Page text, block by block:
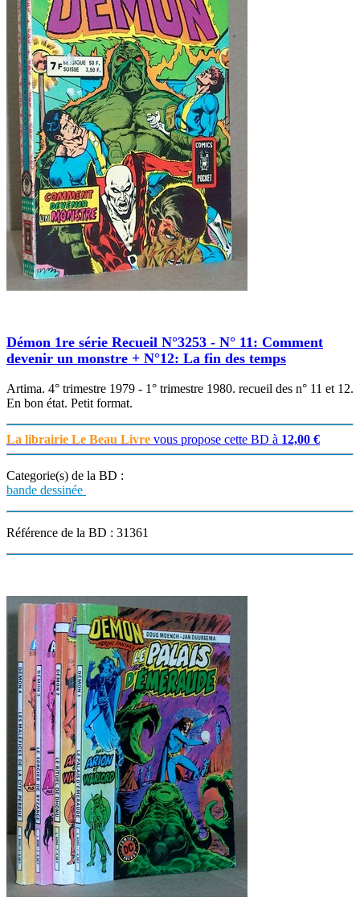
Démon 1re série Recueil N°3253 - N° 11: Comment
devenir un monstre + N°12: La fin des temps
Artima. 4° trimestre 1979 - 1° trimestre 1980. recueil des n° 11 et 12.
En bon état. Petit format.
La librairie Le Beau Livre vous propose cette BD à 12,00 €
Categorie(s) de la BD :
bande dessinée
Référence de la BD : 31361